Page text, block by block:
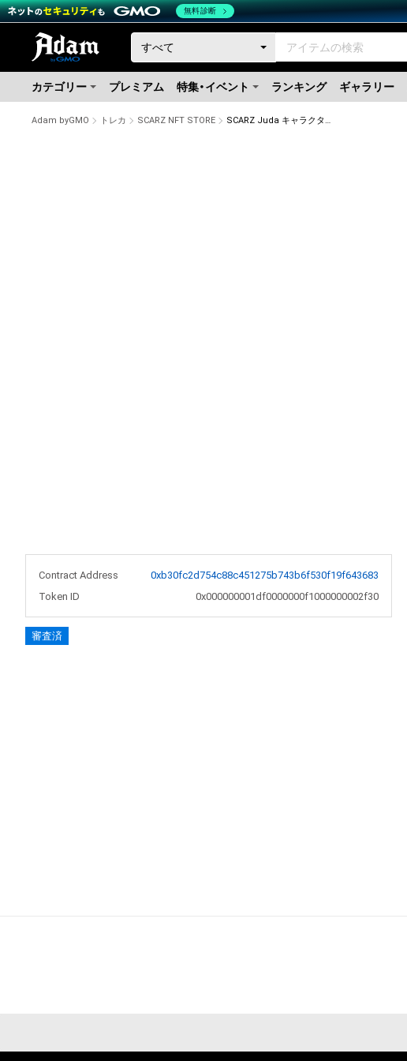
カテゴリー プレミアム 特集・イベント ランキング ギャラリー
Adam byGMO トレカ SCARZ NFT STORE SCARZ Juda キャラクタートレーディングカード
Contract Address
0xb30fc2d754c88c451275b743b6f530f19f643683
Token ID
0x000000001df0000000f1000000002f30
審査済
無料診断